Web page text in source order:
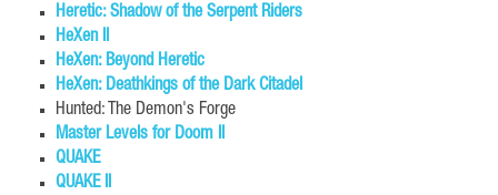
Heretic: Shadow of the Serpent Riders
HeXen II
HeXen: Beyond Heretic
HeXen: Deathkings of the Dark Citadel
Hunted: The Demon's Forge
Master Levels for Doom II
QUAKE
QUAKE II